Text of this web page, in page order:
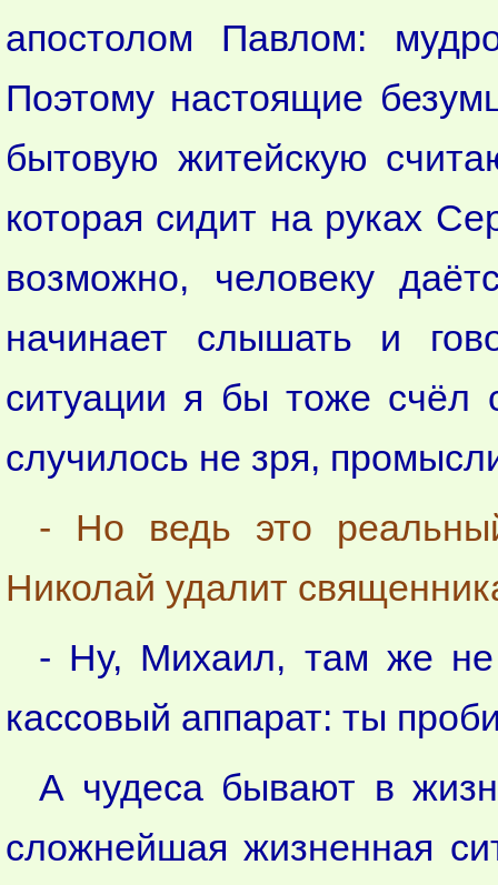
апостолом Павлом:
Поэтому настоящие
бытовую житейскую
которая сидит на руках
возможно, человеку
начинает слышать и
ситуации я бы тоже счёл
случилось не зря,
- Но ведь это
Николай удалит
- Ну, Михаил, там же
кассовый аппарат: ты
А чудеса бывают в
сложнейшая жизненная